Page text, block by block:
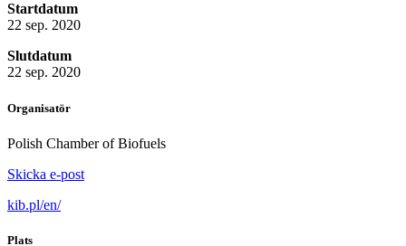
Startdatum
22 sep. 2020
Slutdatum
22 sep. 2020
Organisatör
Polish Chamber of Biofuels
Skicka e-post
kib.pl/en/
Plats